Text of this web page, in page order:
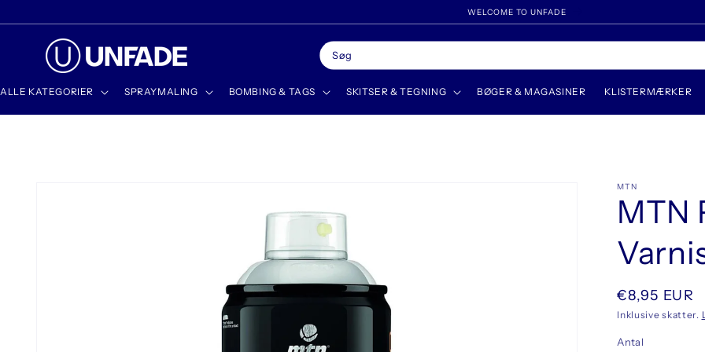
indhold
WELCOME TO UNFADE
Søg
ALLE KATEGORIER SPRAYMALING BOMBING & TAGS SKITSER & TEGNING BØGER & MAGASINER KLISTERMÆRKER
MTN
MTN
Normalpris
€8,95 EUR
Inklusive skatter.
Antal